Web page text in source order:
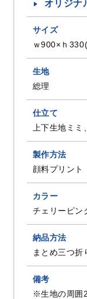
オリジナ
サイズ
ｗ900×ｈ
生地
総理
仕立て
上下生地ミ
製作方法
顔料プリント
カラー
チェリーピ
納品方法
まとめ三つ折
備考
※生地の周囲